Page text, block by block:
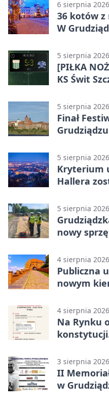
6 sierpnia 2026
36 kotów
W
5 sierpnia 2026
[PIŁKA
KS Świt
odwrócili
5 sierpnia 2026
Finał
5 sierpnia 2026
Kryterium
Hallera
5 sierpnia 2026
nowy
4 sierpnia 2026
Publiczna
nowym
4 sierpnia 2026
Na Rynku
3 sierpnia 2026
II
w